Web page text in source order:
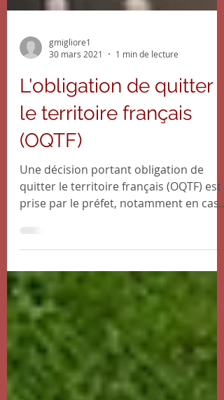
gmigliore1
30 mars 2021
1 min de lecture
L'obligation de quitter
le territoire français
(OQTF)
Une décision portant obligation de